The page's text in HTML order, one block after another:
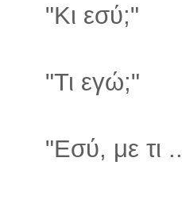
"Κι εσύ;"
"Τι εγώ;"
"Εσύ, με τι